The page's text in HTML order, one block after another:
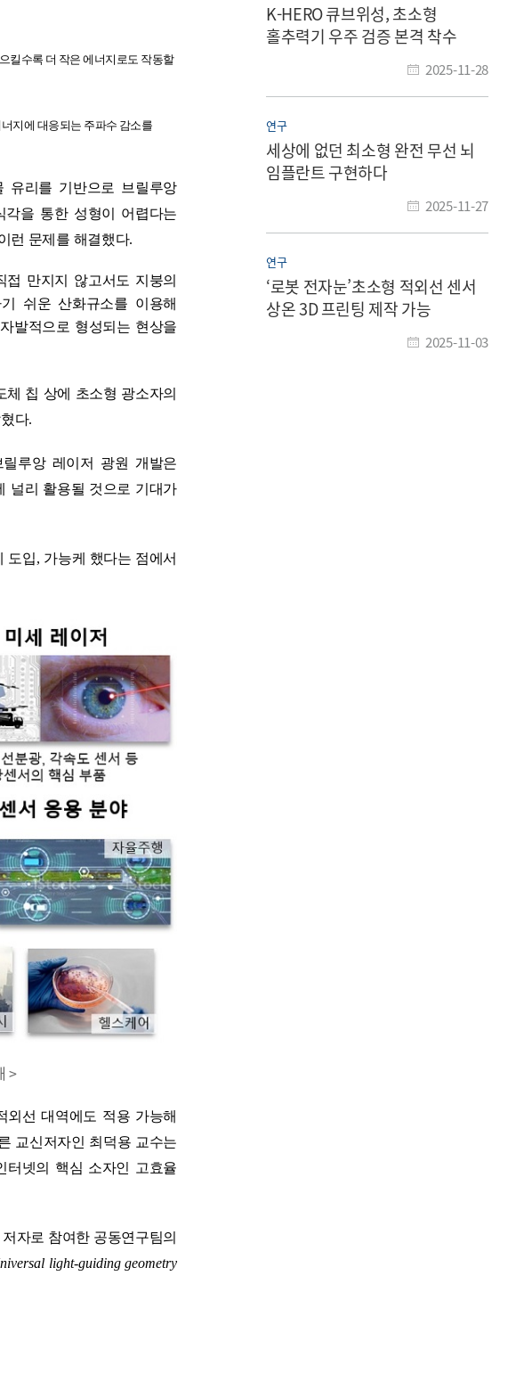
킬수록 더 작은 에너지로도 작동할
지에 대응되는 주파수 감소를
유리를 기반으로 브릴루앙
을 통한 성형이 어렵다는
런 문제를 해결했다.
만지지 않고서도 지붕의
쉬운 산화규소를 이용해
발적으로 형성되는 현상을
칩 상에 초소형 광소자의
다.
릴루앙 레이저 광원 개발은
널리 활용될 것으로 기대가
도입, 가능케 했다는 점에서
>
외선 대역에도 적용 가능해
교신저자인 최덕용 교수는
터넷의 핵심 소자인 고효율
저자로 참여한 공동연구팀의
light-guiding geometry
K-HERO 큐브위성, 초소형
홀추력기 우주 검증 본격 착수
2025-11-28
연구
세상에 없던 최소형 완전 무선 뇌
임플란트 구현하다
2025-11-27
연구
‘로봇 전자눈’초소형 적외선 센서
상온 3D 프린팅 제작 가능
2025-11-03